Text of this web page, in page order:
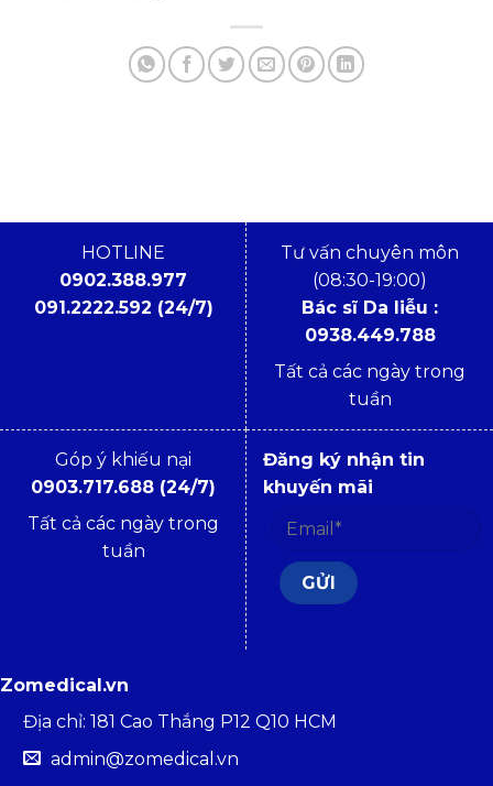
HOTLINE
0902.388.977
091.2222.592 (24/7)
Tư vấn chuyên môn
(08:30-19:00)
Bác sĩ Da liễu :
0938.449.788
Tất cả các ngày trong
tuần
Góp ý khiếu nại
0903.717.688 (24/7)
Tất cả các ngày trong
tuần
Đăng ký nhận tin
khuyến mãi
Zomedical.vn
Địa chỉ: 181 Cao Thắng P12 Q10 HCM
admin@zomedical.vn